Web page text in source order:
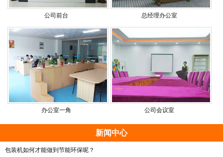
公司前台 总经理办公室
办公室一角 公司会议室
新闻中心
包装机如何才能做到节能环保呢？